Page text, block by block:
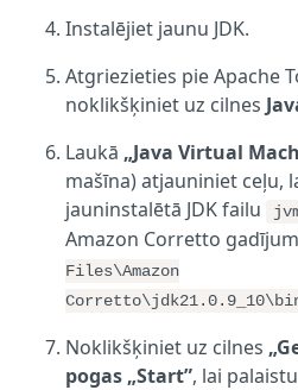
Instalējiet jaunu JDK.
Atgriezieties pie Apache
noklikšķiniet uz cilnes
Laukā „Java Virtual
mašīna) atjauniniet ceļu,
jauninstalētā JDK failu
Amazon Corretto
Files\Amazon
Noklikšķiniet uz cilnes
pogas „Start”, lai